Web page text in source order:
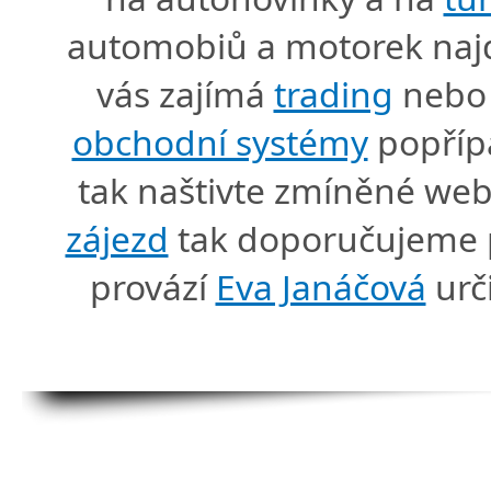
automobiů a motorek
vás zajímá trading
obchodní systémy
tak naštivte zmíněné
zájezd tak doporučujeme
provází Eva Janáčová